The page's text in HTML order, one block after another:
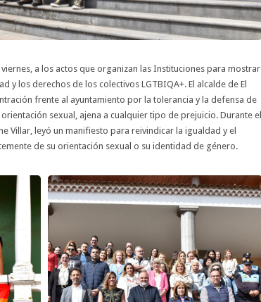
a los actos que organizan las Instituciones para mostrar
y los derechos de los colectivos LGTBIQA+. El alcalde de El
frente al ayuntamiento por la tolerancia y la defensa de
sexual, ajena a cualquier tipo de prejuicio. Durante el
Villar, leyó un manifiesto para reivindicar la igualdad y el
de su orientación sexual o su identidad de género.